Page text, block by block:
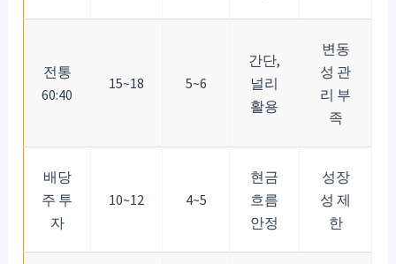
전통
60:40
15~18 5~6
간단,
널리
활용
변동
성 관
리 부
족
배당
주 투
자
10~12 4~5
현금
흐름
안정
성장
성 제
한